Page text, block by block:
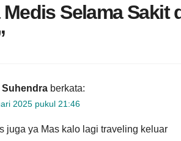
Selama Sakit
Suhendra berkata:
2025 pukul 21:46
juga ya Mas kalo lagi traveling keluar